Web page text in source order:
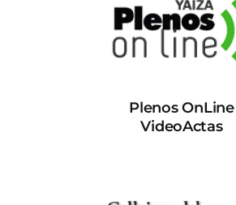
Plenos OnLine
VideoActas